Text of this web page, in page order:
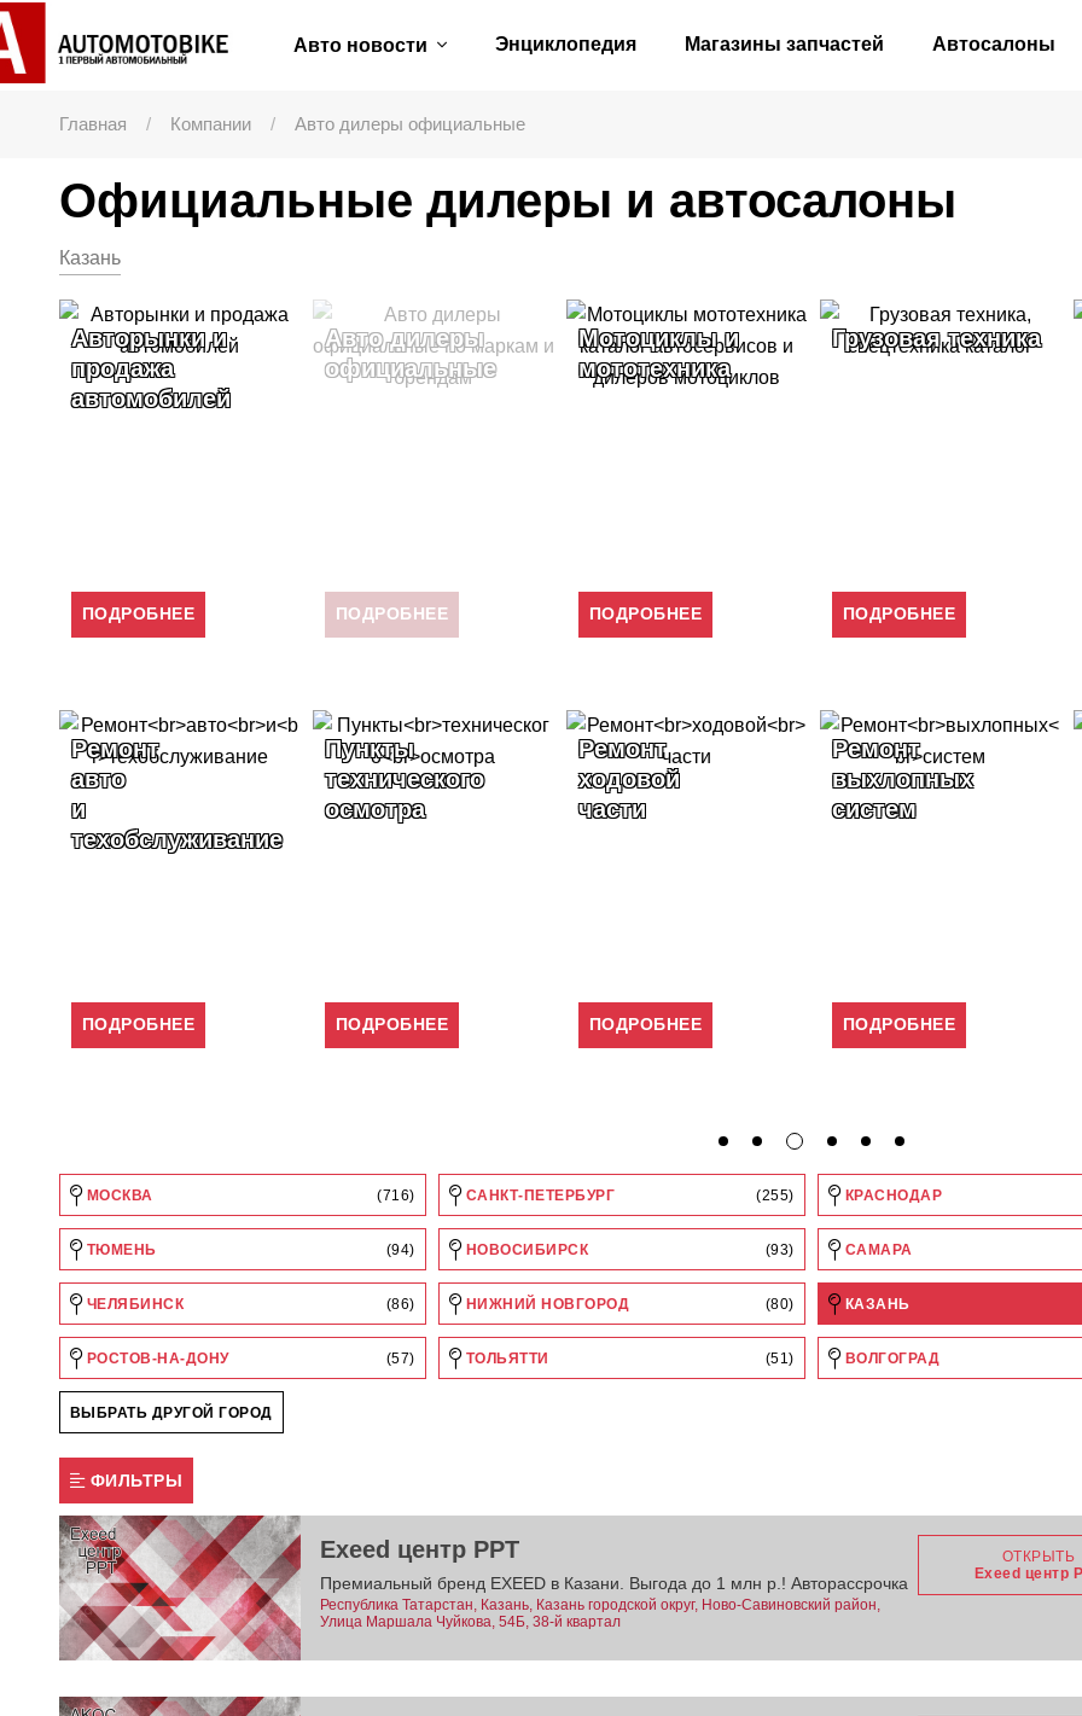
Авто новости Энциклопедия Магазины запчастей Автосалоны
Главная Компании Авто дилеры официальные
Официальные дилеры и автосалоны
Казань
Авторынки и
продажа
автомобилей
ПОДРОБНЕЕ
Авто дилеры
официальные
ПОДРОБНЕЕ
Мотоциклы и
мототехника
ПОДРОБНЕЕ
Грузовая техника
ПОДРОБНЕЕ
Пункты
технического
осмотра
ПОДРОБНЕЕ
Ремонт
ходовой
части
ПОДРОБНЕЕ
Ремонт
выхлопных
систем
ПОДРОБНЕЕ
Ремонт
МКПП
ПОДРОБНЕЕ
МОСКВА (716) САНКТ-ПЕТЕРБУРГ (255) КРАСНОДАР
ТЮМЕНЬ (94) НОВОСИБИРСК (93) САМАРА
ЧЕЛЯБИНСК (86) НИЖНИЙ НОВГОРОД (80) КАЗАНЬ
РОСТОВ-НА-ДОНУ (57) ТОЛЬЯТТИ (51) ВОЛГОГРАД
ВЫБРАТЬ ДРУГОЙ ГОРОД
ФИЛЬТРЫ
Exeed центр РРТ
Премиальный бренд EXEED в Казани. Выгода до 1 млн р.! Авторассрочка
Республика Татарстан, Казань, Казань городской округ, Ново-Савиновский район,
Улица Маршала Чуйкова, 54Б, 38-й квартал
ОТКРЫТЬ
Exeed центр